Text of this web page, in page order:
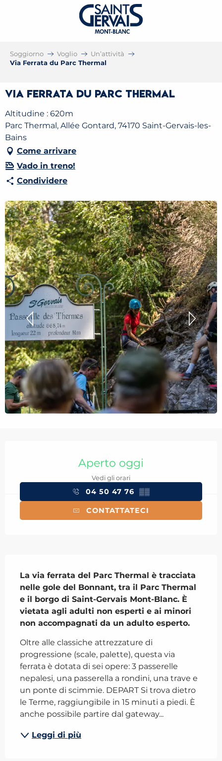
Soggiorno Voglio
Un’attività
Via Ferrata du Parc Thermal
Via Ferrata du Parc Thermal
Altitudine : 620m
Parc Thermal, Allée Gontard, 74170 Saint-Gervais-les-
Bains
Come arrivare
Vado in treno!
Condividere
Aperto oggi
Vedi gli orari
04 50 47 76 ▒▒
CONTATTATECI
La via ferrata del Parc Thermal è tracciata
nelle gole del Bonnant, tra il Parc Thermal
e il borgo di Saint-Gervais Mont-Blanc. È
vietata agli adulti non esperti e ai minori
non accompagnati da un adulto esperto.
Oltre alle classiche attrezzature di
progressione (scale, palette), questa via
ferrata è dotata di sei opere: 3 passerelle
nepalesi, una passerella a rondini, una trave e
un ponte di scimmie. DEPART Si trova dietro
le Terme, raggiungibile in 15 minuti a piedi. È
anche possibile partire dal gateway...
Leggi di più